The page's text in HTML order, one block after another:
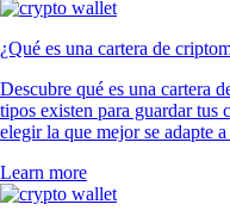
¿Qué es una cartera de
Descubre qué es una cartera
tipos existen para guardar tus
elegir la que mejor se adapte
Learn more